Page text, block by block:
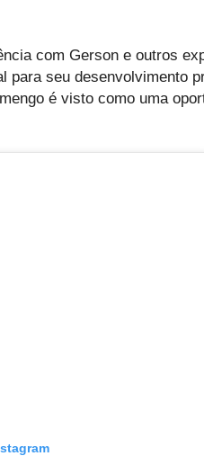
com Gerson e outros
para seu desenvolvimento
é visto como uma